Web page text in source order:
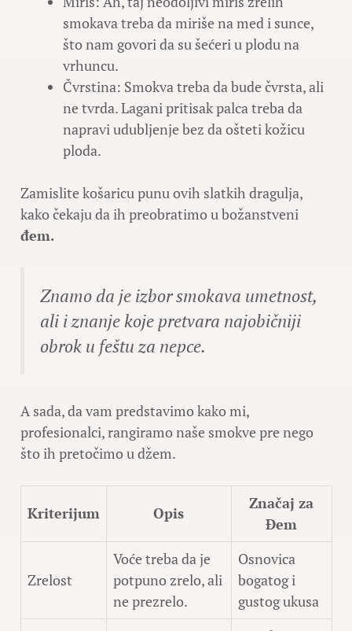
smokava treba da miriše na med i sunce,
što nam govori da su šećeri u plodu na
vrhuncu.
Čvrstina: Smokva treba da bude čvrsta, ali
ne tvrda. Lagani pritisak palca treba da
napravi udubljenje bez da ošteti kožicu
ploda.
Zamislite košaricu punu ovih slatkih dragulja,
kako čekaju da ih preobratimo u božanstveni
đem.
Znamo da je izbor smokava umetnost,
ali i znanje koje pretvara najobičniji
obrok u feštu za nepce.
A sada, da vam predstavimo kako mi,
profesionalci, rangiramo naše smokve pre nego
što ih pretočimo u džem.
Kriterijum Opis
Značaj za
Đem
Zrelost
Voće treba da je
potpuno zrelo, ali
ne prezrelo.
Osnovica
bogatog i
gustog ukusa